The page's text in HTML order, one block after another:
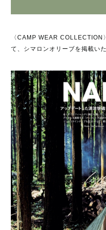
〈CAMP WEAR COLLECTION
て、シマロンオリーブを掲載い